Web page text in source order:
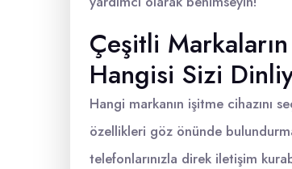
Çeşitli
Hangisi Sizi
Hangi markanın işitme cihazını
özellikleri göz önünde
telefonlarınızla direk iletişim